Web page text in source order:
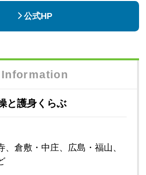
公式HP
Information
と護身くらぶ
、倉敷・中庄、広島・福山、